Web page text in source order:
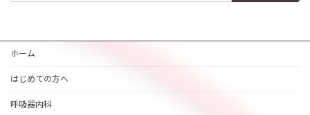
ホーム
はじめての方へ
呼吸器内科